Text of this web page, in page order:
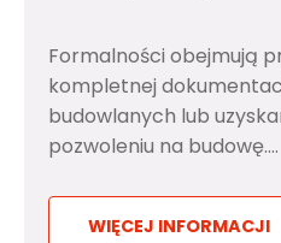
Formalności obejmują
kompletnej
budowlanych lub
pozwoleniu na budowę....
WIĘCEJ INFORMACJI